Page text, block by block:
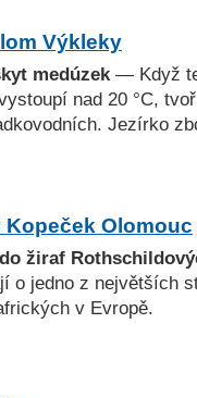
Výkleky
medúzek — Když
nad 20 °C,
Jezírko
Kopeček Olomouc
žiraf
o jedno z největších
v Evropě.